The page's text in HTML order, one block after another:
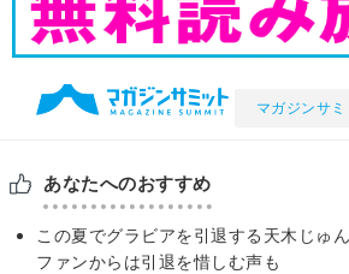
マガジンサ
あなたへのおすすめ
この夏でグラビアを引退する天木じゅ
ファンからは引退を惜しむ声も